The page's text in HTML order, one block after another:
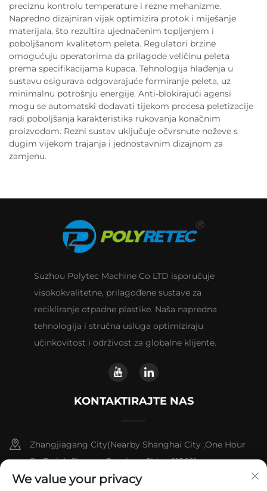
preciznu kontrolu temperature i rezne mehanizme.
Napredno dizajniran vijak optimizira protok i miješanje
materijala, što rezultira ujednačenim topljenjem i
poboljšanom kvalitetom peleta. Regulatori brzine
omogućuju operatorima da prilagode veličinu peleta
prema specifikacijama kupaca. Tehnologija hlađenja u
sustavu osigurava odgovarajuće formiranje peleta, uz
minimalnu potrošnju energije. Anti-blokirajući agensi
mogu se automatski dodavati tijekom procesa peletizacije
radi poboljšanja karakteristika rukovanja konačnim
proizvodom. Rezni sustav uključuje očvrsnute noževe s
dugim vijekom trajanja i jednostavnim dizajnom za
zamjenu.
Suzhou Polytec Machine Co LTD isporučuje
visokokvalitetne, prilagođene sustave za
recikliranje otpadne plastike. Naša napredna
tehnologija i stručna usluga optimiziraju
učinkovitost i održivost za globalne klijente.
KONTAKTIRAJTE NAS
Zhangjiagang City(Nearby Shanghai City ,One Hour
By Train) ,Jiangsu Province,China 215621
+86-13338664103
We value your privacy